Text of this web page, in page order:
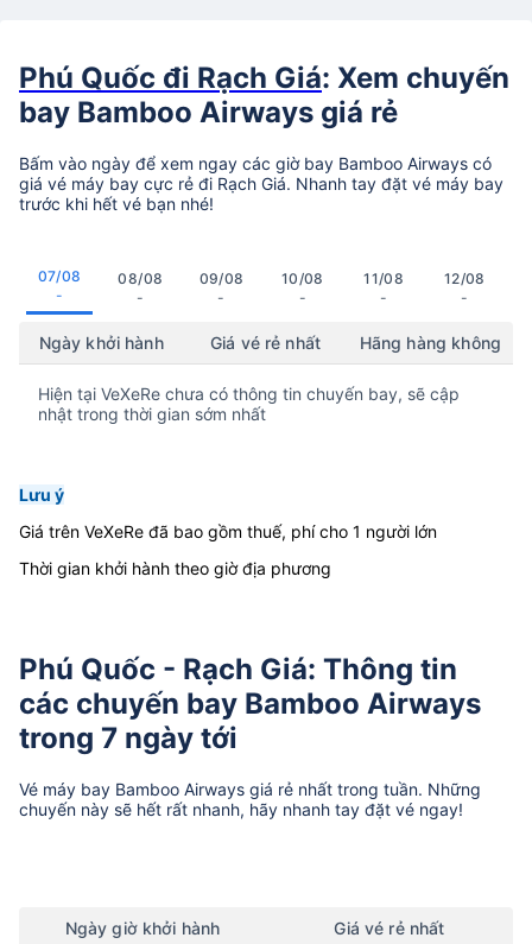
Phú Quốc đi Rạch Giá: Xem chuyến
bay Bamboo Airways giá rẻ
Bấm vào ngày để xem ngay các giờ bay Bamboo Airways có
giá vé máy bay cực rẻ đi Rạch Giá. Nhanh tay đặt vé máy bay
trước khi hết vé bạn nhé!
07/08
-
08/08
-
09/08
-
10/08
-
11/08
-
12/08
-
Ngày khởi hành Giá vé rẻ nhất Hãng hàng không
Hiện tại VeXeRe chưa có thông tin chuyến bay, sẽ cập
nhật trong thời gian sớm nhất
Lưu ý
Giá trên VeXeRe đã bao gồm thuế, phí cho 1 người lớn
Thời gian khởi hành theo giờ địa phương
Phú Quốc - Rạch Giá: Thông tin
các chuyến bay Bamboo Airways
trong 7 ngày tới
Vé máy bay Bamboo Airways giá rẻ nhất trong tuần. Những
chuyến này sẽ hết rất nhanh, hãy nhanh tay đặt vé ngay!
Ngày giờ khởi hành Giá vé rẻ nhất